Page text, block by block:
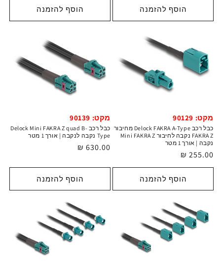
הוסף להזמנה הוסף להזמנה
מקט: 90129
כבל רכב Delock FAKRA A-Type מחיבור
FAKRA Z נקבה לחיבור Mini FAKRA Z
נקבה | אורך 1 מטר
מחיר
רגיל
255.00 ₪
הוסף להזמנה
מקט: 90139
כבל רכב Delock Mini FAKRA Z quad B-
Type נקבה לנקבה | אורך 1 מטר
מחיר
630.00 ₪
הוסף להזמנה